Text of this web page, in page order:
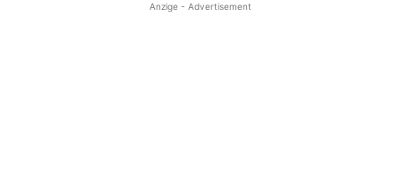
Anzige - Advertisement